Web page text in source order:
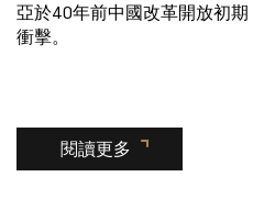
亞於40年前中國改革開放初
衝擊。
閱讀更多